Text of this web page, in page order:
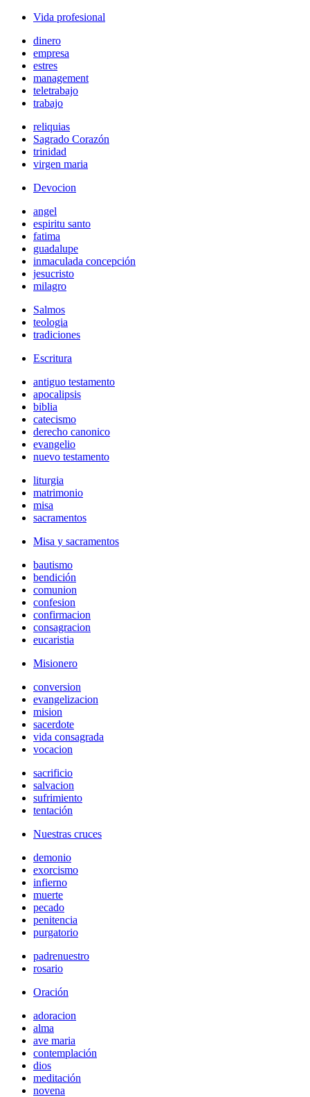
Vida profesional
dinero
empresa
estres
management
teletrabajo
trabajo
reliquias
Sagrado Corazón
trinidad
virgen maria
Devocion
angel
espiritu santo
fatima
guadalupe
inmaculada concepción
jesucristo
milagro
Salmos
teologia
tradiciones
Escritura
antiguo testamento
apocalipsis
biblia
catecismo
derecho canonico
evangelio
nuevo testamento
liturgia
matrimonio
misa
sacramentos
Misa y sacramentos
bautismo
bendición
comunion
confesion
confirmacion
consagracion
eucaristia
Misionero
conversion
evangelizacion
mision
sacerdote
vida consagrada
vocacion
sacrificio
salvacion
sufrimiento
tentación
Nuestras cruces
demonio
exorcismo
infierno
muerte
pecado
penitencia
purgatorio
padrenuestro
rosario
Oración
adoracion
alma
ave maria
contemplación
dios
meditación
novena